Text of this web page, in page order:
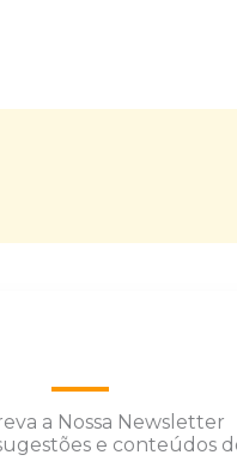
a Nossa Newsletter
e conteúdos